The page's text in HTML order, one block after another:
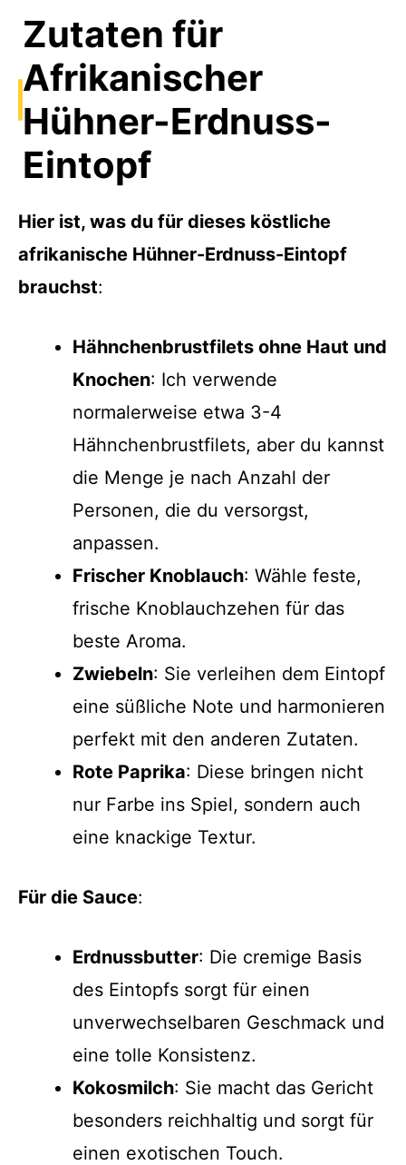
Zutaten für
Afrikanischer
Hühner-Erdnuss-
Eintopf
Hier ist, was du für dieses köstliche
afrikanische Hühner-Erdnuss-Eintopf
brauchst:
Hähnchenbrustfilets ohne Haut und
Knochen: Ich verwende
normalerweise etwa 3-4
Hähnchenbrustfilets, aber du kannst
die Menge je nach Anzahl der
Personen, die du versorgst,
anpassen.
Frischer Knoblauch: Wähle feste,
frische Knoblauchzehen für das
beste Aroma.
Zwiebeln: Sie verleihen dem Eintopf
eine süßliche Note und harmonieren
perfekt mit den anderen Zutaten.
Rote Paprika: Diese bringen nicht
nur Farbe ins Spiel, sondern auch
eine knackige Textur.
Für die Sauce:
Erdnussbutter: Die cremige Basis
des Eintopfs sorgt für einen
unverwechselbaren Geschmack und
eine tolle Konsistenz.
Kokosmilch: Sie macht das Gericht
besonders reichhaltig und sorgt für
einen exotischen Touch.